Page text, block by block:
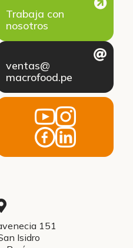
Trabaja con
nosotros
ventas@
macrofood.pe
151
Isidro